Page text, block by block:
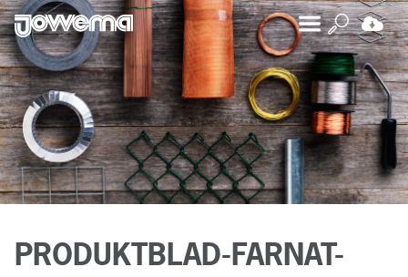
PRODUKTBLAD-FARNAT-